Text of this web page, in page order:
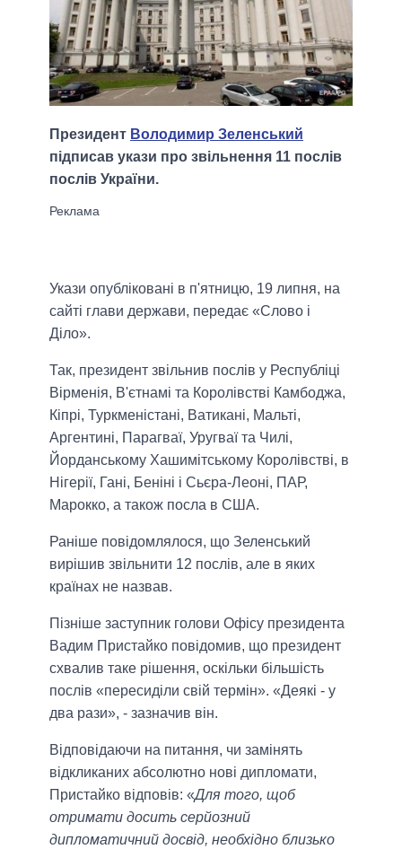
Президент Володимир Зеленський
підписав укази про звільнення 11 послів
послів України.
Укази опубліковані в п'ятницю, 19 липня, на
сайті глави держави, передає «Слово і
Діло».
Так, президент звільнив послів у Республіці
Вірменія, В'єтнамі та Королівстві Камбоджа,
Кіпрі, Туркменістані, Ватикані, Мальті,
Аргентині, Парагваї, Уругваї та Чилі,
Йорданському Хашимітському Королівстві, в
Нігерії, Гані, Беніні і Сьєра-Леоні, ПАР,
Марокко, а також посла в США.
Раніше повідомлялося, що Зеленський
вирішив звільнити 12 послів, але в яких
країнах не назвав.
Пізніше заступник голови Офісу президента
Вадим Пристайко повідомив, що президент
схвалив таке рішення, оскільки більшість
послів «пересиділи свій термін». «Деякі - у
два рази», - зазначив він.
Відповідаючи на питання, чи замінять
відкликаних абсолютно нові дипломати,
Пристайко відповів: «Для того, щоб
отримати досить серйозний
дипломатичний досвід, необхідно близько